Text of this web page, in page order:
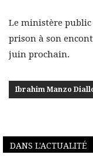
Le ministère
prison à son
juin prochain.
Ibrahim Manzo
DANS L'ACTUALITÉ